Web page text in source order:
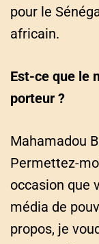
pour le
africain.
Est-ce que le
porteur ?
Mahamadou
Permettez-
occasion que
média de
propos, je